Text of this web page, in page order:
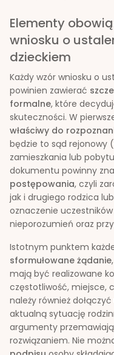
Elementy
wniosku o
dzieckiem
Każdy wzór wniosku o
powinien zawierać
formalne, które
skuteczności. W
właściwy do
będzie to sąd rejonowy
zamieszkania lub
dokumentu powinny
postępowania, czyli
jak i drugiego rodzica
oznaczenie
nieporozumień oraz
Istotnym punktem
sformułowane żądanie
mają być realizowane
częstotliwość, miejsce,
należy również dołączyć
aktualną sytuację
argumenty
rozwiązaniem. Nie